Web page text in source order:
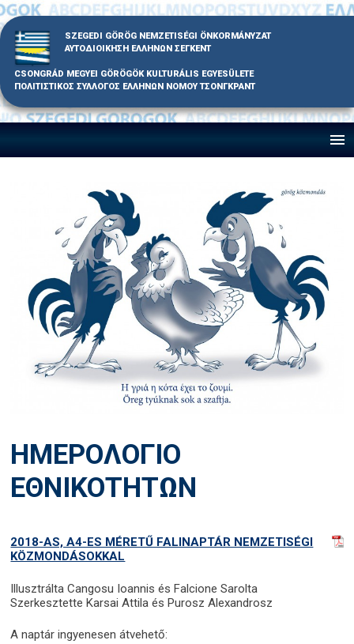
Skip
to
content
SZEGEDI GÖRÖG NEMZETISÉGI ÖNKORMÁNYZAT
ΑΥΤΟΔΙΟΙΚΗΣΗ ΕΛΛΗΝΩΝ ΣΕΓΚΕΝΤ
CSONGRÁD MEGYEI GÖRÖGÖK KULTURÁLIS EGYESÜLETE
ΠΟΛΙΤΙΣΤΙΚΟΣ ΣΥΛΛΟΓΟΣ ΕΛΛΗΝΩΝ ΝΟΜΟΥ ΤΣΟΝΓΚΡΑΝΤ
ΗΜΕΡΟΛΟΓΙΟ
ΕΘΝΙΚΟΤΗΤΩΝ
2018-AS, A4-ES MÉRETŰ FALINAPTÁR NEMZETISÉGI
KÖZMONDÁSOKKAL
Illusztrálta Cangosu Ioannis és Falcione Sarolta
Szerkesztette Karsai Attila és Purosz Alexandrosz
A naptár ingyenesen átvehető: